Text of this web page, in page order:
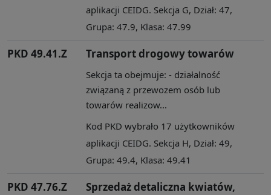
aplikacji CEIDG. Sekcja G, Dział: 47,
Grupa: 47.9, Klasa: 47.99
PKD 49.41.Z Transport drogowy towarów
Sekcja ta obejmuje: - działalność
związaną z przewozem osób lub
towarów realizow...
Kod PKD wybrało 17 użytkowników
aplikacji CEIDG. Sekcja H, Dział: 49,
Grupa: 49.4, Klasa: 49.41
PKD 47.76.Z
Sprzedaż detaliczna kwiatów,